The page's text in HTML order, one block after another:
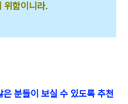
위함이니라.
분들이 보실 수 있도록 추천